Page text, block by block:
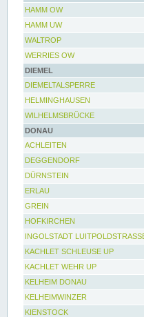
HAMM OW
HAMM UW
WALTROP
WERRIES OW
DIEMEL
DIEMELTALSPERRE
HELMINGHAUSEN
WILHELMSBRÜCKE
DONAU
ACHLEITEN
DEGGENDORF
DÜRNSTEIN
ERLAU
GREIN
HOFKIRCHEN
INGOLSTADT
KACHLET SCHLEUSE UP
KACHLET WEHR UP
KELHEIM DONAU
KELHEIMWINZER
KIENSTOCK